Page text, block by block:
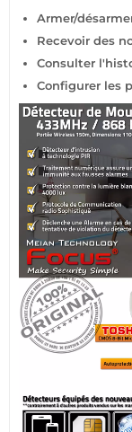
Armer/
Recevoir des
Consulter
Configurer les